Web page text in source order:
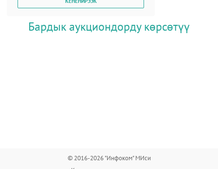
Бардык аукциондорду көрсөтүү
© 2016-2026 "Инфоком" МИси